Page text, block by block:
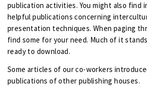
publication activities. You might also find
helpful publications concerning
presentation techniques. When paging
find some for your need. Much of it
ready to download.
Some articles of our co-workers
publications of other publishing houses.